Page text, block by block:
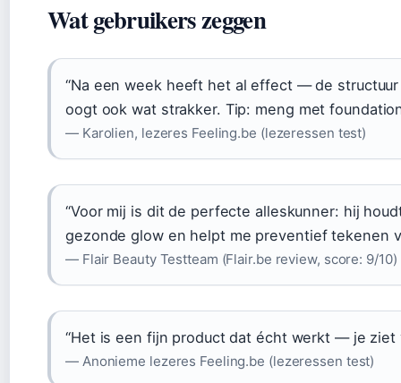
Wat gebruikers zeggen
“Na een week heeft het al effect — de
oogt ook wat strakker. Tip: meng met
— Karolien, lezeres Feeling.be (lezeressen test)
“Voor mij is dit de perfecte alleskunner: hij
gezonde glow en helpt me preventief tekenen
— Flair Beauty Testteam (Flair.be review, score: 9/10)
“Het is een fijn product dat écht werkt — je ziet
— Anonieme lezeres Feeling.be (lezeressen test)